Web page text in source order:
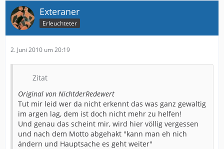
Exteraner
Erleuchteter
2. Juni 2010 um 20:19
Zitat
Original von NichtderRedewert
Tut mir leid wer da nicht erkennt das was ganz gewaltig
im argen lag, dem ist doch nicht mehr zu helfen!
Und genau das scheint mir, wird hier völlig vergessen
und nach dem Motto abgehakt "kann man eh nich
ändern und Hauptsache es geht weiter"